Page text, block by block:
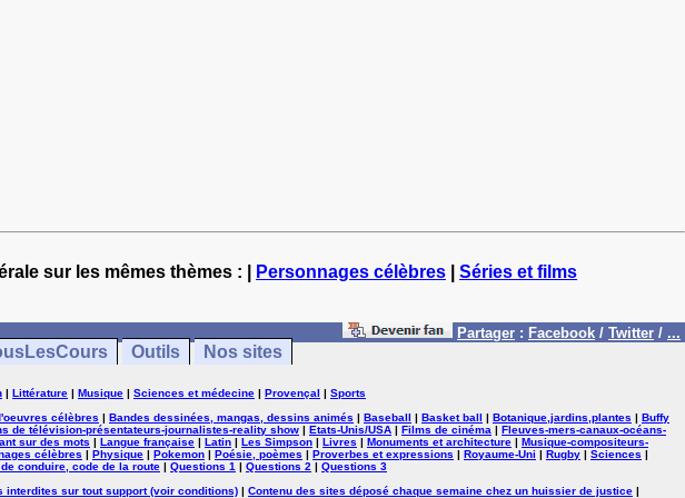
sur les mêmes thèmes : | Personnages célèbres
Séries et films
Partager : Facebook / Twitter / ...
Outils Nos sites
| Littérature | Musique | Sciences et médecine | Provençal | Sports
célèbres | Bandes dessinées, mangas, dessins animés | Baseball | Basket ball | Botanique,jardins,plantes | Buffy
de télévision-présentateurs-journalistes-reality show | Etats-Unis/USA | Films de cinéma | Fleuves-mers-canaux-océans-
sur des mots | Langue française | Latin | Les Simpson | Livres | Monuments et architecture | Musique-compositeurs-
célèbres | Physique | Pokemon | Poésie, poèmes | Proverbes et expressions | Royaume-Uni | Rugby | Sciences |
conduire, code de la route | Questions 1 | Questions 2 | Questions 3
interdites sur tout support (voir conditions) | Contenu des sites déposé chaque semaine chez un huissier de justice |